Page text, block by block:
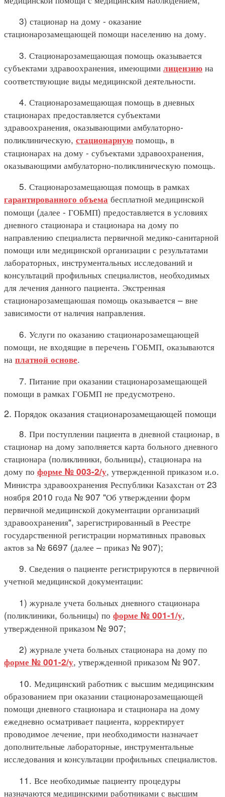
3) стационар на дому - оказание
стационарозамещающей помощи населению на дому.
3. Стационарозамещающая помощь оказывается
субъектами здравоохранения, имеющими лицензию на
соответствующие виды медицинской деятельности.
4. Стационарозамещающая помощь в дневных
стационарах предоставляется субъектами
здравоохранения, оказывающими амбулаторно-
поликлиническую, стационарную помощь, в
стационарах на дому - субъектами здравоохранения,
оказывающими амбулаторно-поликлиническую помощь.
5. Стационарозамещающая помощь в рамках
гарантированного объема бесплатной медицинской
помощи (далее - ГОБМП) предоставляется в условиях
дневного стационара и стационара на дому по
направлению специалиста первичной медико-санитарной
помощи или медицинской организации с результатами
лабораторных, инструментальных исследований и
консультаций профильных специалистов, необходимых
для лечения данного пациента. Экстренная
стационарозамещаюшая помощь оказывается – вне
зависимости от наличия направления.
6. Услуги по оказанию стационарозамещающей
помощи, не входящие в перечень ГОБМП, оказываются
на платной основе.
7. Питание при оказании стационарозамещающей
помощи в рамках ГОБМП не предусмотрено.
2. Порядок оказания стационарозамещающей помощи
8. При поступлении пациента в дневной стационар, в
стационар на дому заполняется карта больного дневного
стационара (поликлиники, больницы), стационара на
дому по форме № 003-2/у, утвержденной приказом и.о.
Министра здравоохранения Республики Казахстан от 23
ноября 2010 года № 907 "Об утверждении форм
первичной медицинской документации организаций
здравоохранения", зарегистрированный в Реестре
государственной регистрации нормативных правовых
актов за № 6697 (далее – приказ № 907);
9. Сведения о пациенте регистрируются в первичной
учетной медицинской документации:
1) журнале учета больных дневного стационара
(поликлиники, больницы) по форме № 001-1/у,
утвержденной приказом № 907;
2) журнале учета больных стационара на дому по
форме № 001-2/у, утвержденной приказом № 907.
10. Медицинский работник с высшим медицинским
образованием при оказании стационарозамещающей
помощи дневного стационара и стационара на дому
ежедневно осматривает пациента, корректирует
проводимое лечение, при необходимости назначает
дополнительные лабораторные, инструментальные
исследования и консультации профильных специалистов.
11. Все необходимые пациенту процедуры
назначаются медицинскими работниками с высшим